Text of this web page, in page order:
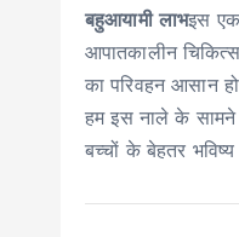
बहुआयामी लाभइस
आपातकालीन
का परिवहन आसान
हम इस नाले के सामने
बच्चों के बेहतर भविष्य